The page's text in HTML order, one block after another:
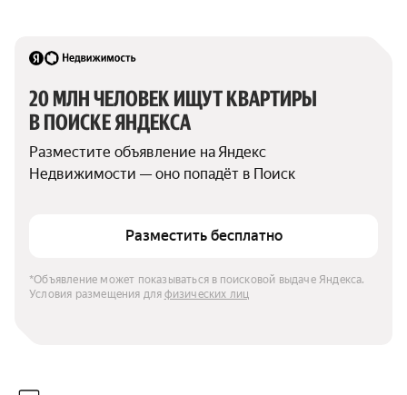
20 МЛН ЧЕЛОВЕК ИЩУТ КВАРТИРЫ
В ПОИСКЕ ЯНДЕКСА
Разместите объявление на Яндекс
Недвижимости — оно попадёт в Поиск
Разместить бесплатно
*Объявление может показываться в поисковой выдаче Яндекса.
Условия размещения для физических лиц